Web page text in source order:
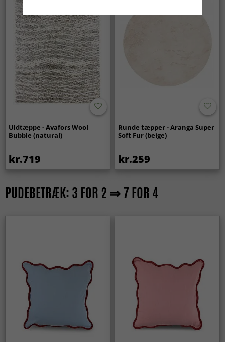
Uldtæppe - Avafors Wool
Bubble (natural)
kr.719
Runde tæpper - Aranga Super
Soft Fur (beige)
kr.259
PUDEBETRÆK: 3 FOR 2 ⇒ 7 FOR 4